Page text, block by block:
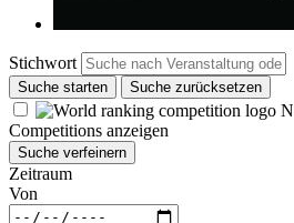
Stichwort
Suche starten Suche zurücksetzen
Competitions anzeigen
Suche verfeinern
Zeitraum
Von